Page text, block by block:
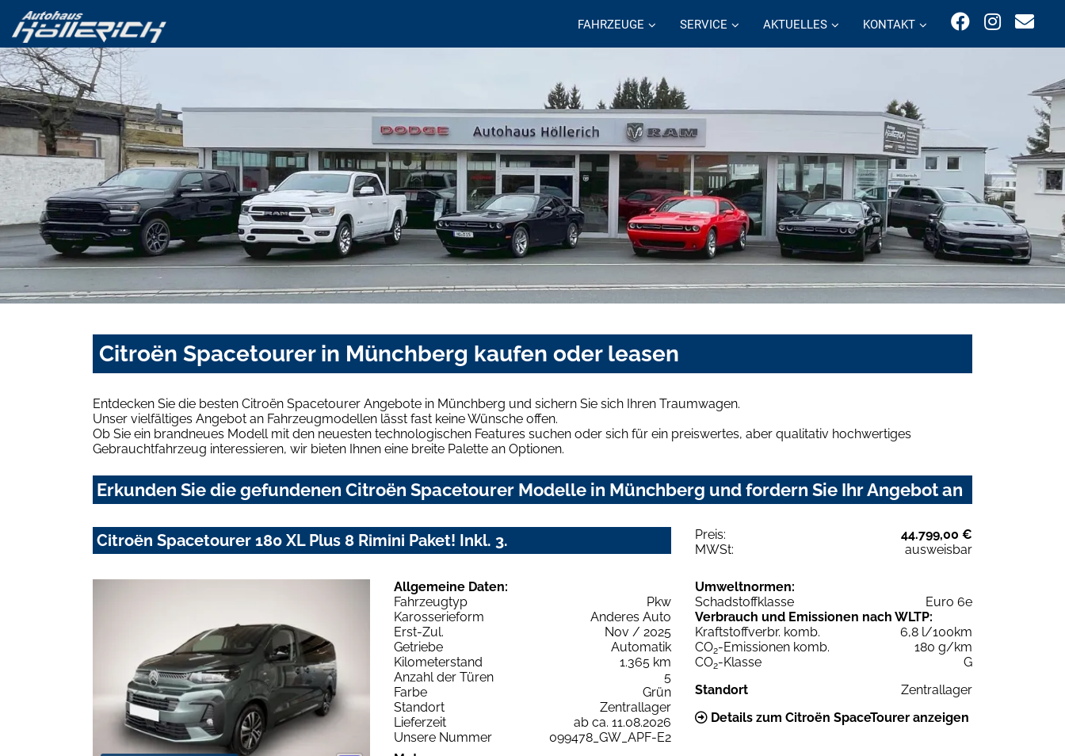
FAHRZEUGE SERVICE AKTUELLES KONTAKT
Citroën Spacetourer in Münchberg kaufen oder leasen
Entdecken Sie die besten Citroën Spacetourer Angebote in Münchberg und sichern Sie sich Ihren Traumwagen.
Unser vielfältiges Angebot an Fahrzeugmodellen lässt fast keine Wünsche offen.
Ob Sie ein brandneues Modell mit den neuesten technologischen Features suchen oder sich für ein preiswertes, aber qualitativ hochwertiges
Gebrauchtfahrzeug interessieren, wir bieten Ihnen eine breite Palette an Optionen.
Erkunden Sie die gefundenen Citroën Spacetourer Modelle in Münchberg und fordern Sie Ihr Angebot an
Citroën Spacetourer 180 XL Plus 8 Rimini Paket! Inkl. 3. Preis:
44.799,00 €
MWSt:
ausweisbar
Allgemeine Daten:
Fahrzeugtyp
Pkw
Karosserieform
Anderes Auto
Erst-Zul.
Nov / 2025
Getriebe
Automatik
Kilometerstand
1.365 km
Anzahl der Türen
5
Farbe
Grün
Standort
Zentrallager
Lieferzeit
ab ca. 11.08.2026
Unsere Nummer
099478_GW_APF-E2
Umweltnormen:
Schadstoffklasse
Euro 6e
Verbrauch und Emissionen nach WLTP:
Kraftstoffverbr. komb.
6,8 l/100km
CO2-Emissionen komb.
180 g/km
CO2-Klasse
G
Standort
Zentrallager
Details zum Citroën SpaceTourer anzeigen